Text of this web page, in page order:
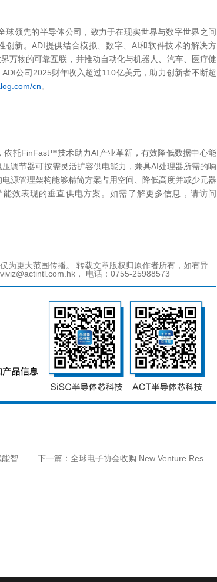
球领先的半导体公司 ， 致力于在现实世界与数字世界之间
创新。ADI提供结合模拟、数字、 AI和软件技术的解决方
万物的可靠互联，并推动自动化与机器人、汽车、医疗健
ADI公司 2025财年收入超过110亿美元，助力创新者不断超
cn。
依托FinFast™技术助力AI 产业革新，有效降低数据中心能
压调节器可按需灵活扩容供电能力，兼具AI处理器所需的响
电源管理架构能够精简方案占用空间、降低高度并减少元器
效表现的垂直供电方案。如需了解更多信息，请访问
为更大范围传播。 转载文章版权归原作者所有，如有异
， 电话：0755-25988573
汽车 下一篇：全球电子协会收购 New Venture Research EMS 产业研究业务